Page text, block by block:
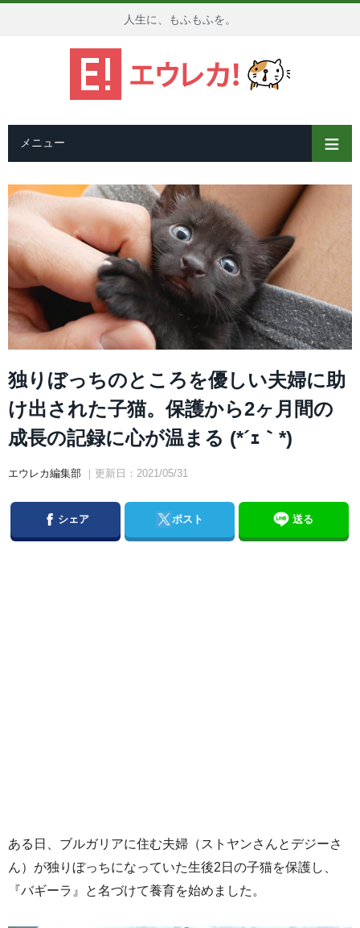
人生に、もふもふを。
メニュー
独りぼっちのところを優しい夫婦に助
け出された子猫。保護から2ヶ月間の
成長の記録に心が温まる (*´ｪ｀*)
エウレカ編集部 ｜更新日：2021/05/31
Facebook
シェア Twitterポスト 送る
ある日、ブルガリアに住む夫婦（ストヤンさんとデジーさ
ん）が独りぼっちになっていた生後2日の子猫を保護し、
『バギーラ』と名づけて養育を始めました。